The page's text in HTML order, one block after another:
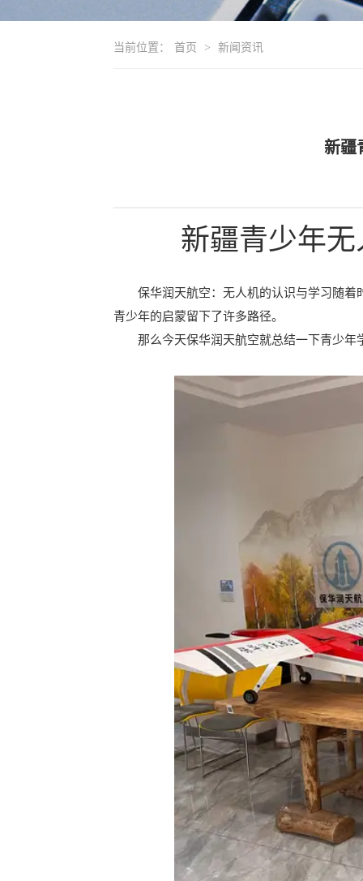
当前位置： 首页 > 新闻资讯
新疆
新疆青少年
保华润天航空：无人机的认识与学习随着
青少年的启蒙留下了许多路径。
那么今天保华润天航空就总结一下青少年